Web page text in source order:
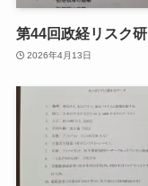
第44回政経リスク
2026年4月13日